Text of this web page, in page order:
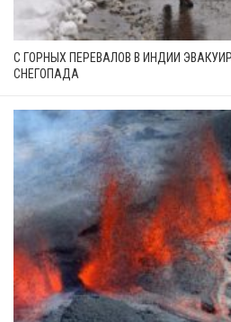
С ГОРНЫХ ПЕРЕВАЛОВ В ИНДИИ
СНЕГОПАДА